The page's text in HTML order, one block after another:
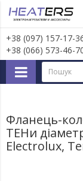
+38 (097) 157-17-
+38 (066) 573-46-
Запчастини
Фланець-
ТЕНи
Electrolux,